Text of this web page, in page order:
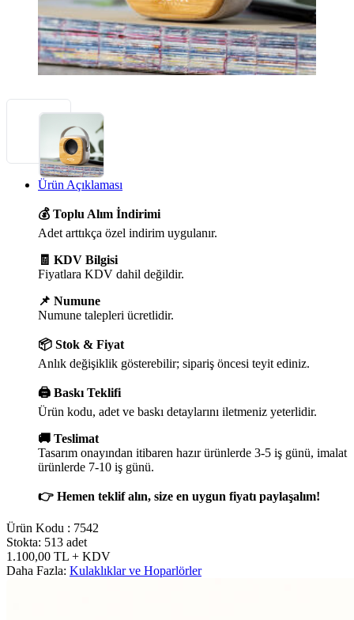
Ürün Açıklaması
💰 Toplu Alım İndirimi
Adet arttıkça özel indirim uygulanır.
🧾 KDV Bilgisi
Fiyatlara KDV dahil değildir.
📌 Numune
Numune talepleri ücretlidir.
📦 Stok & Fiyat
Anlık değişiklik gösterebilir; sipariş öncesi teyit ediniz.
🖨️ Baskı Teklifi
Ürün kodu, adet ve baskı detaylarını iletmeniz yeterlidir.
🚚 Teslimat
Tasarım onayından itibaren hazır ürünlerde 3-5 iş günü, imalat
ürünlerde 7-10 iş günü.
👉 Hemen teklif alın, size en uygun fiyatı paylaşalım!
Ürün Kodu : 7542
Stokta: 513 adet
1.100,00 TL + KDV
Daha Fazla: Kulaklıklar ve Hoparlörler